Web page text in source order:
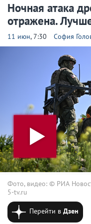
Ночная атака
отражена.
11 июн, 7:30 София
Фото, видео: © РИА
5-tv.ru
Перейти вДзен